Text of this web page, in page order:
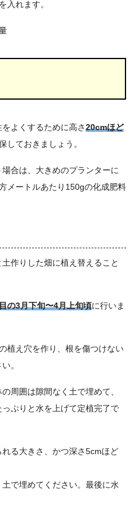
入れます。
よくするために高さ20cmほど
しておきましょう。
合は、大きめのプランターに
メートルあたり150gの化成肥料
作りした畑に植え替えること
の3月下旬〜4月上旬頃に行いま
植え穴を作り、根を傷つけない
。
周囲は隙間なく土で埋めて、
ぷりと水を上げて定植完了で
る大きさ、かつ深さ5cmほど
で埋めてください。最後に水